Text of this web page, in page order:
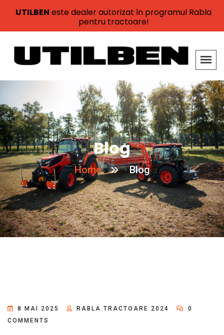
Blog
Home Blog
8 MAI 2025 RABLA TRACTOARE 2024
0
COMMENTS
UTILBEN este dealer autorizat în programul Rabla
pentru tractoare!